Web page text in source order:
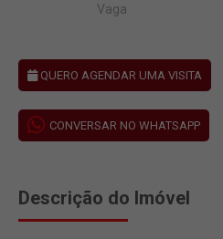
Vaga
QUERO AGENDAR UMA VISITA
CONVERSAR NO WHATSAPP
Descrição do Imóvel